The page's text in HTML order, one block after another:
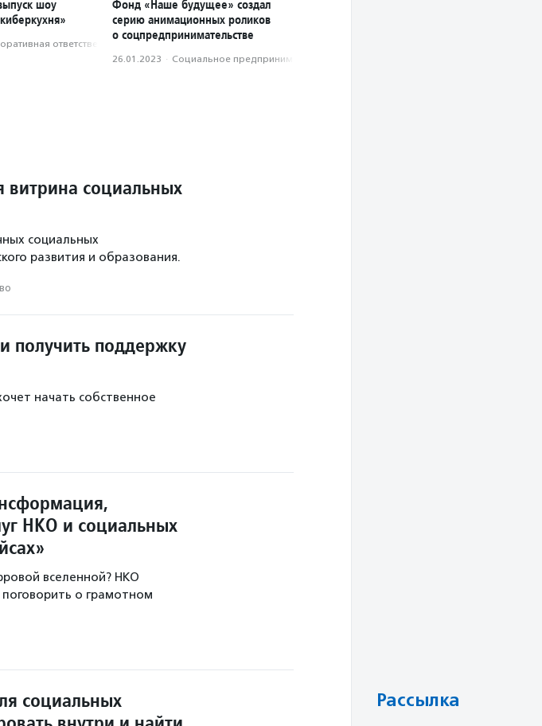
шоу
ответственность
Фонд «Наше будущее» создал
серию анимационных роликов
о соцпредпринимательстве
26.01.2023 · Социальное предпри­нима­тель­ство
витрина социальных
социальных
развития и образования.
получить поддержку
начать собственное
НКО и социальных
вселенной? НКО
о грамотном
социальных
Рассылка